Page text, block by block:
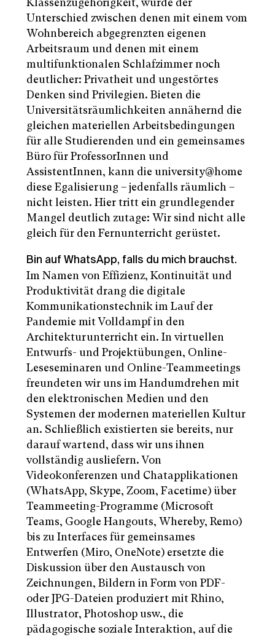
Klassenzugehörigkeit, wurde der
Unterschied zwischen denen mit einem vom
Wohnbereich abgegrenzten eigenen
Arbeitsraum und denen mit einem
multifunktionalen Schlafzimmer noch
deutlicher: Privatheit und ungestörtes
Denken sind Privilegien. Bieten die
Universitätsräumlichkeiten annähernd die
gleichen materiellen Arbeitsbedingungen
für alle Studierenden und ein gemeinsames
Büro für ProfessorInnen und
AssistentInnen, kann die university@home
diese Egalisierung – jedenfalls räumlich –
nicht leisten. Hier tritt ein grundlegender
Mangel deutlich zutage: Wir sind nicht alle
gleich für den Fernunterricht gerüstet.
Bin auf WhatsApp, falls du mich brauchst.
Im Namen von Effizienz, Kontinuität und
Produktivität drang die digitale
Kommunikationstechnik im Lauf der
Pandemie mit Volldampf in den
Architekturunterricht ein. In virtuellen
Entwurfs- und Projektübungen, Online-
Leseseminaren und Online-Teammeetings
freundeten wir uns im Handumdrehen mit
den elektronischen Medien und den
Systemen der modernen materiellen Kultur
an. Schließlich existierten sie bereits, nur
darauf wartend, dass wir uns ihnen
vollständig ausliefern. Von
Videokonferenzen und Chatapplikationen
(WhatsApp, Skype, Zoom, Facetime) über
Teammeeting-Programme (Microsoft
Teams, Google Hangouts, Whereby, Remo)
bis zu Interfaces für gemeinsames
Entwerfen (Miro, OneNote) ersetzte die
Diskussion über den Austausch von
Zeichnungen, Bildern in Form von PDF-
oder JPG-Dateien produziert mit Rhino,
Illustrator, Photoshop usw., die
pädagogische soziale Interaktion, auf die